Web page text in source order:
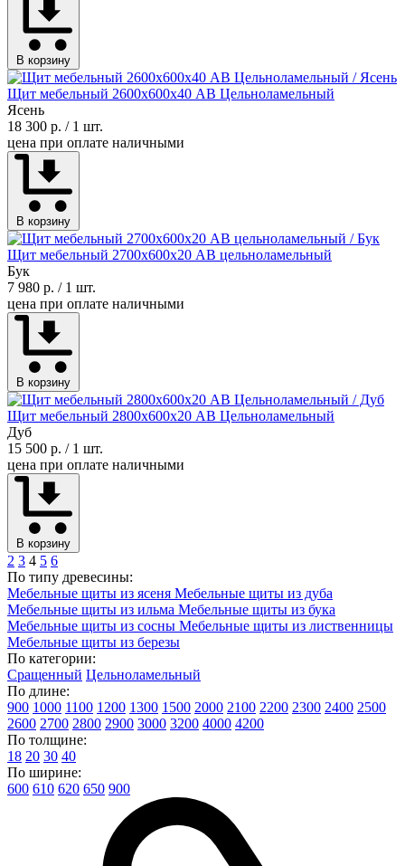
В корзину
Щит мебельный 2600х600х40 АВ Цельноламельный
Ясень
18 300 р. / 1 шт.
цена при оплате наличными
В корзину
Щит мебельный 2700х600х20 АВ цельноламельный
Бук
7 980 р. / 1 шт.
цена при оплате наличными
В корзину
Щит мебельный 2800х600х20 АВ Цельноламельный
Дуб
15 500 р. / 1 шт.
цена при оплате наличными
В корзину
2 3 4 5 6
По типу древесины:
Мебельные щиты из ясеня Мебельные щиты из дуба
Мебельные щиты из ильма Мебельные щиты из бука
Мебельные щиты из сосны Мебельные щиты из лиственницы
Мебельные щиты из березы
По категории:
Сращенный Цельноламельный
По длине:
900 1000 1100 1200 1300 1500 2000 2100 2200 2300 2400 2500
2600 2700 2800 2900 3000 3200 4000 4200
По толщине:
18 20 30 40
По ширине:
600 610 620 650 900